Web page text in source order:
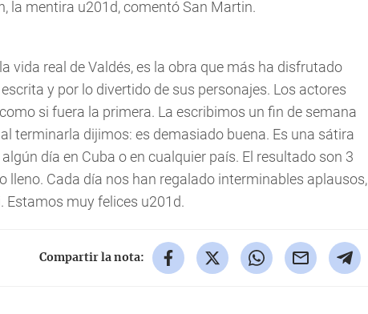
la mentira u201d, comentó San Martin.
vida real de Valdés, es la obra que más ha disfrutado
y por lo divertido de sus personajes. Los actores
si fuera la primera. La escribimos un fin de semana
terminarla dijimos: es demasiado buena. Es una sátira
día en Cuba o en cualquier país. El resultado son 3
lleno. Cada día nos han regalado interminables aplausos,
Estamos muy felices u201d.
Compartir la nota: